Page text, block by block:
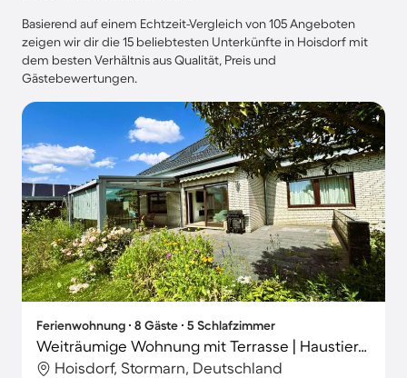
Basierend auf einem Echtzeit-Vergleich von 105 Angeboten
zeigen wir dir die 15 beliebtesten Unterkünfte in Hoisdorf mit
dem besten Verhältnis aus Qualität, Preis und
Gästebewertungen.
Ferienwohnung ∙ 8 Gäste ∙ 5 Schlafzimmer
Weiträumige Wohnung mit Terrasse | Haustiere sind willkommen
Hoisdorf, Stormarn, Deutschland